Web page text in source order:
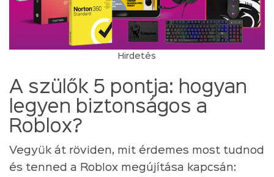
Hirdetés
A szülők 5 pontja: hogyan
legyen biztonságos a
Roblox?
Vegyük át röviden, mit érdemes most tudnod
és tenned a Roblox megújítása kapcsán: